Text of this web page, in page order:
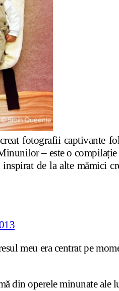
fotografii captivante
– este o
de la alte mămici
meu era centrat pe
din operele minunate ale